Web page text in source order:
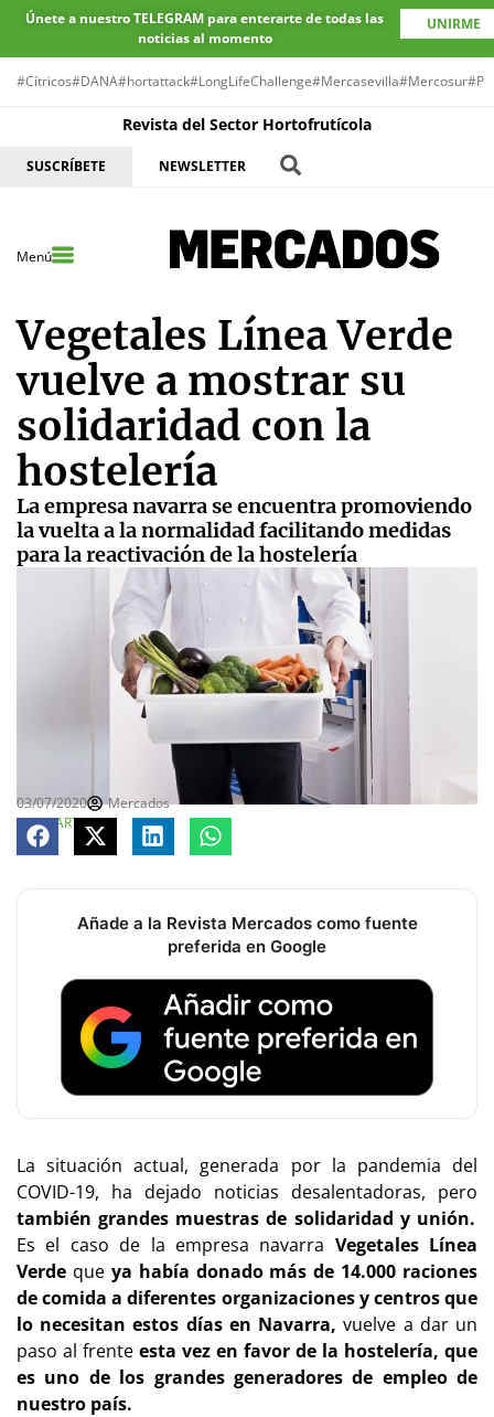
Únete a nuestro TELEGRAM para enterarte de todas las
noticias al momento
UNIRME
#Cítricos#DANA#hortattack#LongLifeChallenge#Mercasevilla#Mercosur
Revista del Sector Hortofrutícola
SUSCRÍBETE NEWSLETTER
Menú
Vegetales Línea Verde
vuelve a mostrar su
solidaridad con la
hostelería
La empresa navarra se encuentra promoviendo
la vuelta a la normalidad facilitando medidas
para la reactivación de la hostelería
03/07/2020
Mercados
COMPARTE
Añade a la Revista Mercados como fuente
preferida en Google
La situación actual, generada por la pandemia del
COVID-19, ha dejado noticias desalentadoras, pero
también grandes muestras de solidaridad y unión.
Es el caso de la empresa navarra Vegetales Línea
Verde que ya había donado más de 14.000 raciones
de comida a diferentes organizaciones y centros que
lo necesitan estos días en Navarra, vuelve a dar un
paso al frente esta vez en favor de la hostelería, que
es uno de los grandes generadores de empleo de
nuestro país.